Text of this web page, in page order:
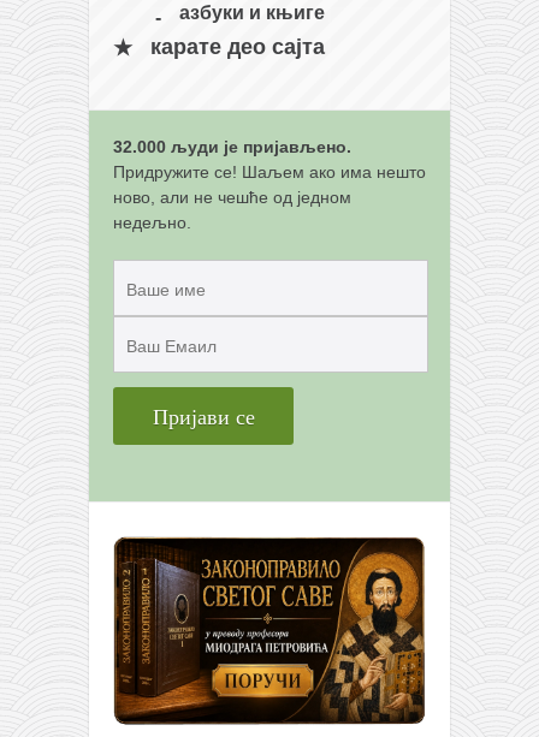
бесплатна е-књига
термини тренинга
моја прича
моја прича
контакт
азбуки и књиге
карате део сајта
32.000 људи је пријављено.
Придружите се! Шаљем ако има нешто
ново, али не чешће од једном
недељно.